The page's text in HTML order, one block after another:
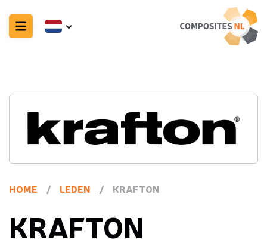
HOME / LEDEN / KRAFTON
KRAFTON